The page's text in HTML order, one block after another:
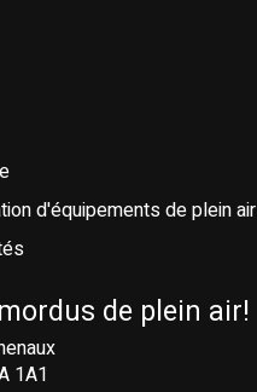
d'équipements de plein air
de plein air!
1A1